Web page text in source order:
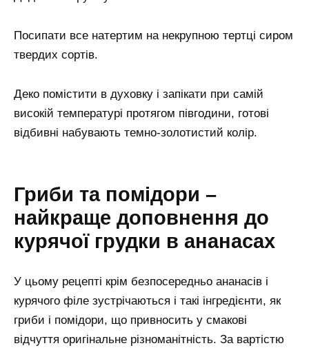
Посипати все натертим на некрупною тертці сиром
твердих сортів.
Деко помістити в духовку і запікати при самій
високій температурі протягом півгодини, готові
відбивні набувають темно-золотистий колір.
Гриби та помідори –
найкраще доповнення до
курячої грудки в ананасах
У цьому рецепті крім безпосередньо ананасів і
курячого філе зустрічаються і такі інгредієнти, як
гриби і помідори, що привносить у смакові
відчуття оригінальне різноманітність. За вартістю